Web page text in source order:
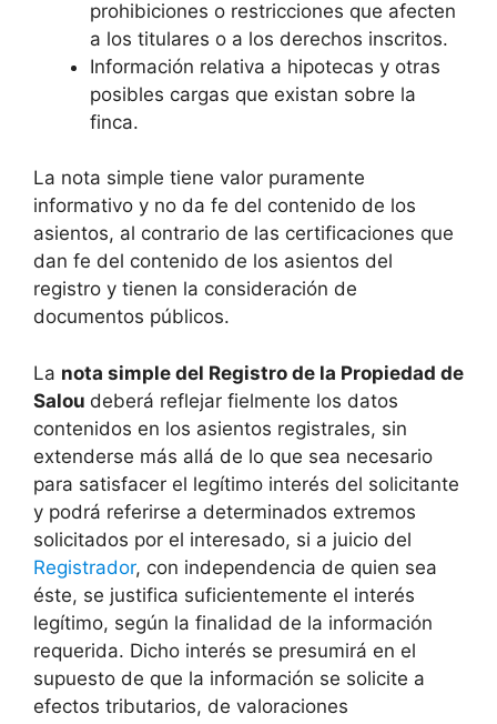
prohibiciones o restricciones que afecten
a los titulares o a los derechos inscritos.
Información relativa a hipotecas y otras
posibles cargas que existan sobre la
finca.
La nota simple tiene valor puramente
informativo y no da fe del contenido de los
asientos, al contrario de las certificaciones que
dan fe del contenido de los asientos del
registro y tienen la consideración de
documentos públicos.
La nota simple del Registro de la Propiedad de
Salou deberá reflejar fielmente los datos
contenidos en los asientos registrales, sin
extenderse más allá de lo que sea necesario
para satisfacer el legítimo interés del solicitante
y podrá referirse a determinados extremos
solicitados por el interesado, si a juicio del
Registrador, con independencia de quien sea
éste, se justifica suficientemente el interés
legítimo, según la finalidad de la información
requerida. Dicho interés se presumirá en el
supuesto de que la información se solicite a
efectos tributarios, de valoraciones